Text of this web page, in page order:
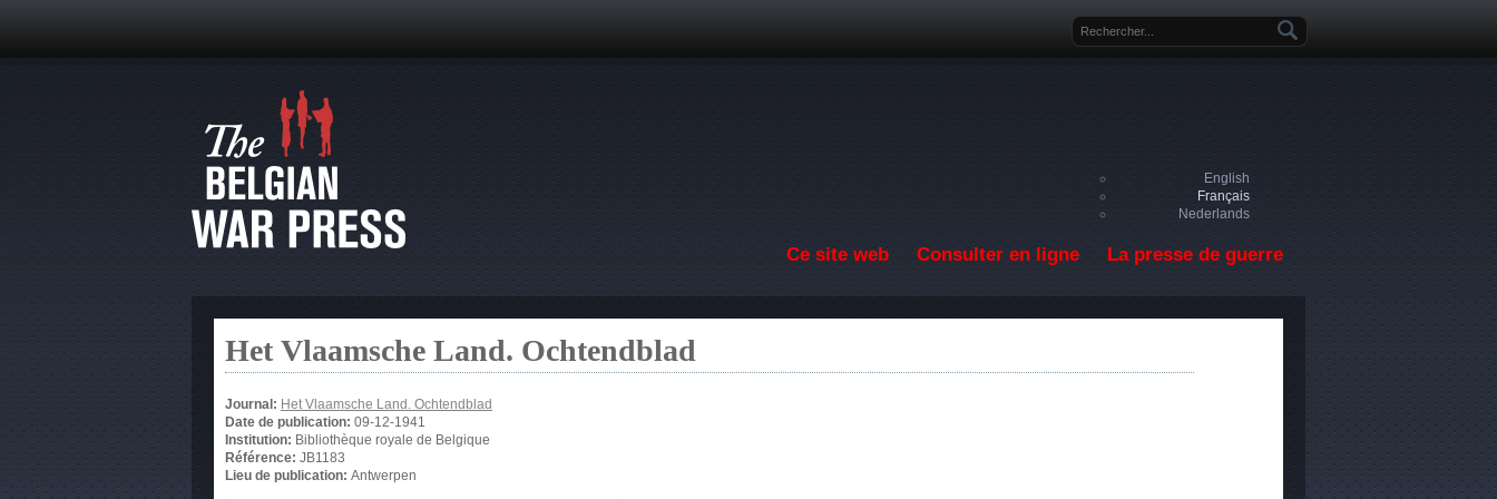
Formulaire de recherche
English
Français
Nederlands
Ce site web Consulter en ligne La presse de guerre
Het Vlaamsche Land. Ochtendblad
Journal: Het Vlaamsche Land. Ochtendblad
Date de publication: 09-12-1941
Institution: Bibliothèque royale de Belgique
Référence: JB1183
Lieu de publication: Antwerpen